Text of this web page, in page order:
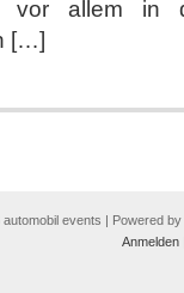
vor allem in
[…]
events | Powered by
Anmelden|